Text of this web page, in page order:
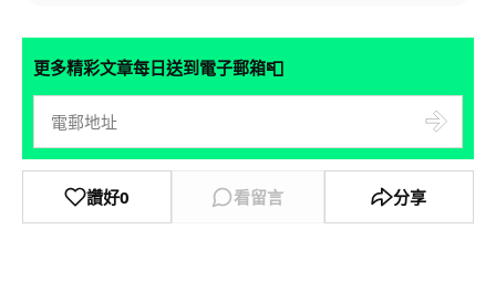
更多精彩文章每日送到電子郵箱📮
讚好0 看留言 分享